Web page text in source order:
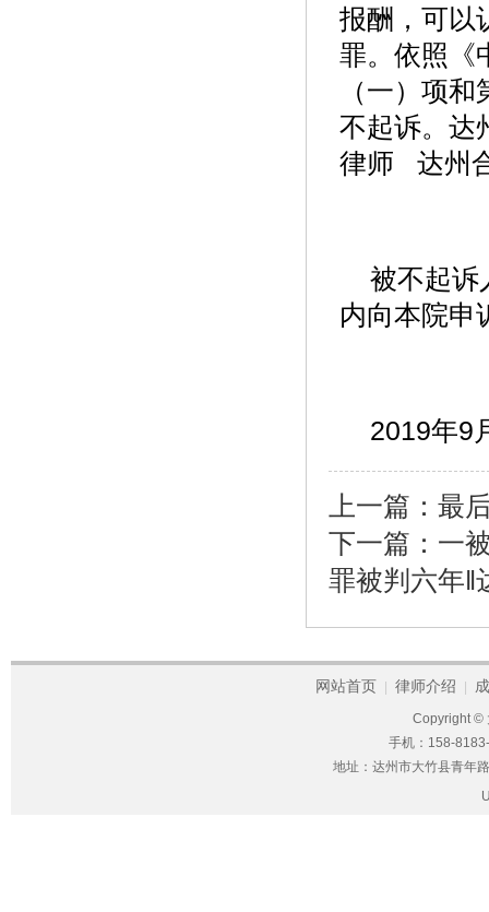
报酬，可以
罪。依照《
（一）项
不起诉。
律师 达州
被不起诉
内向本院申
2019年9
上一篇： 最
下一篇： 一
罪被判六年‖
网站首页 律师介绍
Copyright ©
手机：158-
地址：达州市大竹县青年